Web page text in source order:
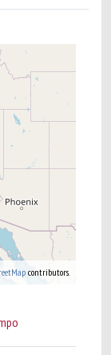
contributors.